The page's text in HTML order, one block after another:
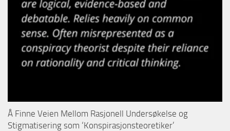
Å Finne Veien Mellom Rasjonell Undersøkelse og
Stigmatisering som ‘Konspirasjonsteoretiker’